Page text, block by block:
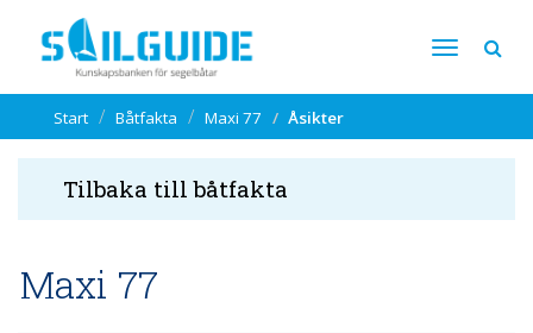
Start Båtfakta Maxi 77 Åsikter
Tilbaka till båtfakta
Maxi 77